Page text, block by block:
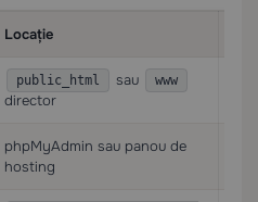
Locație
public_html sau www
director
phpMyAdmin sau panou de
hosting